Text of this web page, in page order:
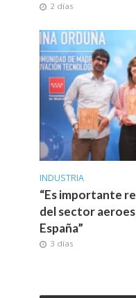
2 días
INDUSTRIA
“Es importante
del sector
España”
3 días